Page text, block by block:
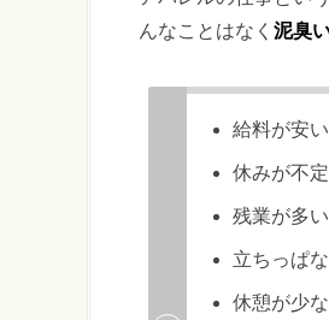
んなことはなく 泥臭
給料が安い
休みが不
残業が多
立ちっぱ
休憩が少